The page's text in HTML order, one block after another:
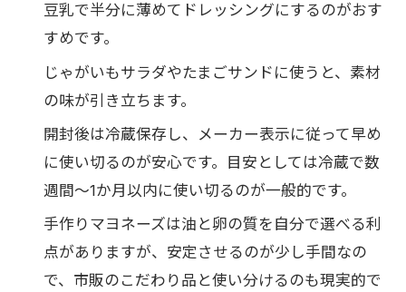
豆乳で半分に薄めてドレッシングにするのがおす
すめです。
じゃがいもサラダやたまごサンドに使うと、素材
の味が引き立ちます。
開封後は冷蔵保存し、メーカー表示に従って早め
に使い切るのが安心です。目安としては冷蔵で数
週間〜1か月以内に使い切るのが一般的です。
手作りマヨネーズは油と卵の質を自分で選べる利
点がありますが、安定させるのが少し手間なの
で、市販のこだわり品と使い分けるのも現実的で